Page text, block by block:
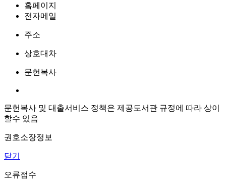
홈페이지
전자메일
주소
상호대차
문헌복사
문헌복사 및 대출서비스 정책은 제공도서관 규정에 따라 상이
할수 있음
권호소장정보
닫기
오류접수